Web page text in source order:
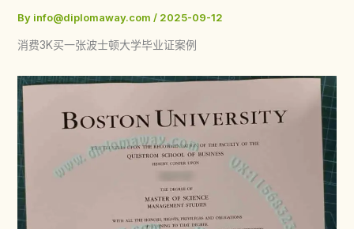
By info@diplomaway.com / 2025-09-12
消费3K买一张波士顿大学毕业证案例